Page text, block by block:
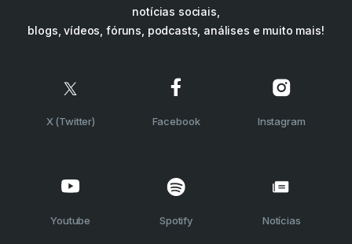
notícias sociais,
blogs, vídeos, fóruns, podcasts, análises e muito mais!
X (Twitter) Facebook Instagram
Youtube Spotify Notícias